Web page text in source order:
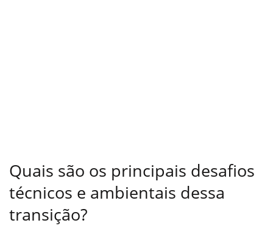
Quais são os principais desafios
técnicos e ambientais dessa
transição?